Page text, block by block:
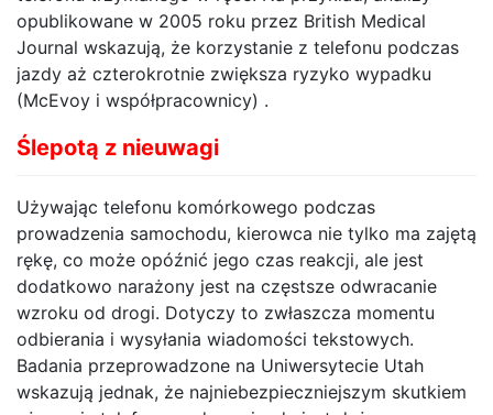
opublikowane w 2005 roku przez British Medical
Journal wskazują, że korzystanie z telefonu podczas
jazdy aż czterokrotnie zwiększa ryzyko wypadku
(McEvoy i współpracownicy) .
Ślepotą z nieuwagi
Używając telefonu komórkowego podczas
prowadzenia samochodu, kierowca nie tylko ma zajętą
rękę, co może opóźnić jego czas reakcji, ale jest
dodatkowo narażony jest na częstsze odwracanie
wzroku od drogi. Dotyczy to zwłaszcza momentu
odbierania i wysyłania wiadomości tekstowych.
Badania przeprowadzone na Uniwersytecie Utah
wskazują jednak, że najniebezpieczniejszym skutkiem